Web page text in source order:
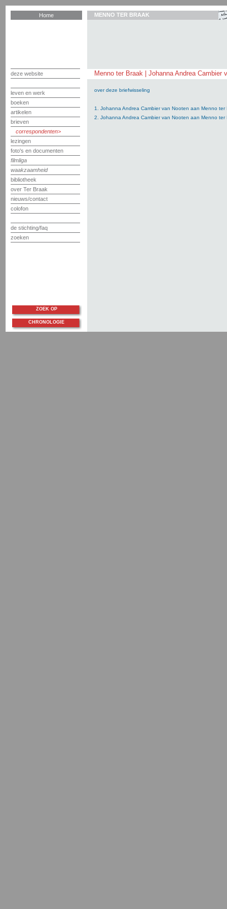
Home
deze website
leven en werk
boeken
artikelen
brieven
correspondenten
lezingen
foto's en documenten
filmliga
waakzaamheid
bibliotheek
over Ter Braak
nieuws/contact
colofon
de stichting/faq
zoeken
MENNO TER BRAAK
Menno ter Braak | Johanna Andrea Cambier
over deze briefwisseling
1. Johanna Andrea Cambier van Nooten aan Menno ter
2. Johanna Andrea Cambier van Nooten aan Menno
ZOEK OP
CHRONOLOGIE